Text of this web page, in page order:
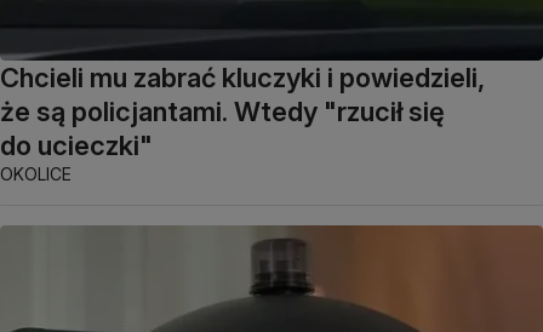
Chcieli mu zabrać kluczyki i powiedzieli,
że są policjantami. Wtedy "rzucił się
do ucieczki"
OKOLICE